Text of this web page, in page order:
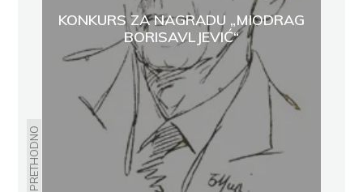
PRETHODNO
KONKURS ZA NAGRADU „MIODRAG
BORISAVLJEVIĆ“